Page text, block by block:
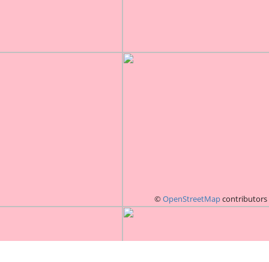
©OpenStreetMapcontributors